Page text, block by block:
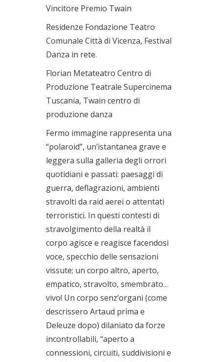
Vincitore Premio Twain
Residenze Fondazione Teatro
Comunale Città di Vicenza, Festival
Danza in rete.
Florian Metateatro Centro di
Produzione Teatrale Supercinema
Tuscania, Twain centro di
produzione danza
Fermo immagine rappresenta una
“polaroid”, un’istantanea grave e
leggera sulla galleria degli orrori
quotidiani e passati: paesaggi di
guerra, deflagrazioni, ambienti
stravolti da raid aerei o attentati
terroristici. In questi contesti di
stravolgimento della realtà il
corpo agisce e reagisce facendosi
voce, specchio delle sensazioni
vissute; un corpo altro, aperto,
empatico, stravolto, smembrato…
vivo! Un corpo senz’organi (come
descrissero Artaud prima e
Deleuze dopo) dilaniato da forze
incontrollabili, “aperto a
connessioni, circuiti, suddivisioni e